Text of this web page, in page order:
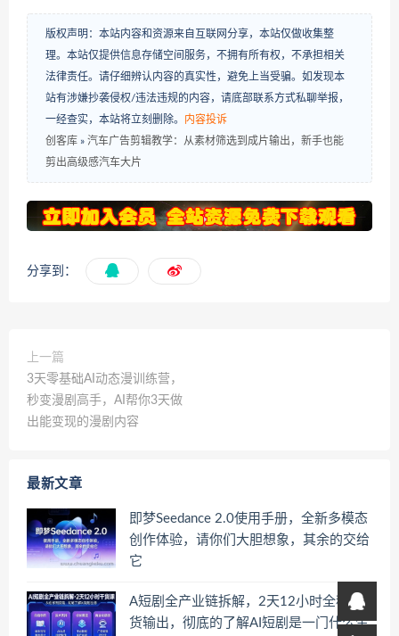
版权声明：本站内容和资源来自互联网分享，本站仅做收集整
理。本站仅提供信息存储空间服务，不拥有所有权，不承担相关
法律责任。请仔细辨认内容的真实性，避免上当受骗。如发现本
站有涉嫌抄袭侵权/违法违规的内容，请底部联系方式私聊举报，
一经查实，本站将立刻删除。 内容投诉
创客库 » 汽车广告剪辑教学：从素材筛选到成片输出，新手也能
剪出高级感汽车大片
分享到：
上一篇
3天零基础AI动态漫训练营，
秒变漫剧高手，AI帮你3天做
出能变现的漫剧内容
最新文章
即梦Seedance 2.0使用手册，全新多模态
创作体验，请你们大胆想象，其余的交给
它
A短剧全产业链拆解，2天12小时全程干
货输出，彻底的了解AI短剧是一门什么生